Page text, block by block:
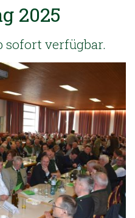
2025
sofort verfügbar.